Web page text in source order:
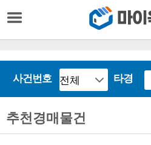
사건번호 타경
추천경매물건